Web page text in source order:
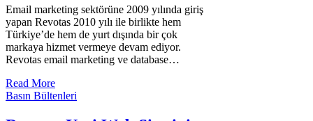
Email marketing sektörüne 2009 yılında giriş
yapan Revotas 2010 yılı ile birlikte hem
Türkiye’de hem de yurt dışında bir çok
markaya hizmet vermeye devam ediyor.
Revotas email marketing ve database…
Read More
Basın Bültenleri